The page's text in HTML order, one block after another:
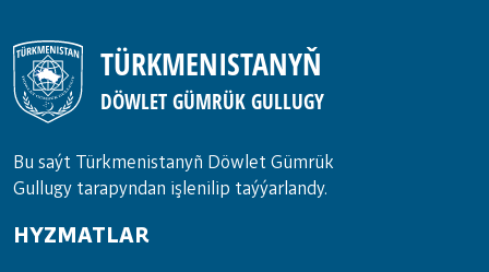
TÜRKMENISTANYŇ
DÖWLET GÜMRÜK GULLUGY
Bu saýt Türkmenistanyñ Döwlet Gümrük
Gullugy tarapyndan işlenilip taýýarlandy.
HYZMATLAR